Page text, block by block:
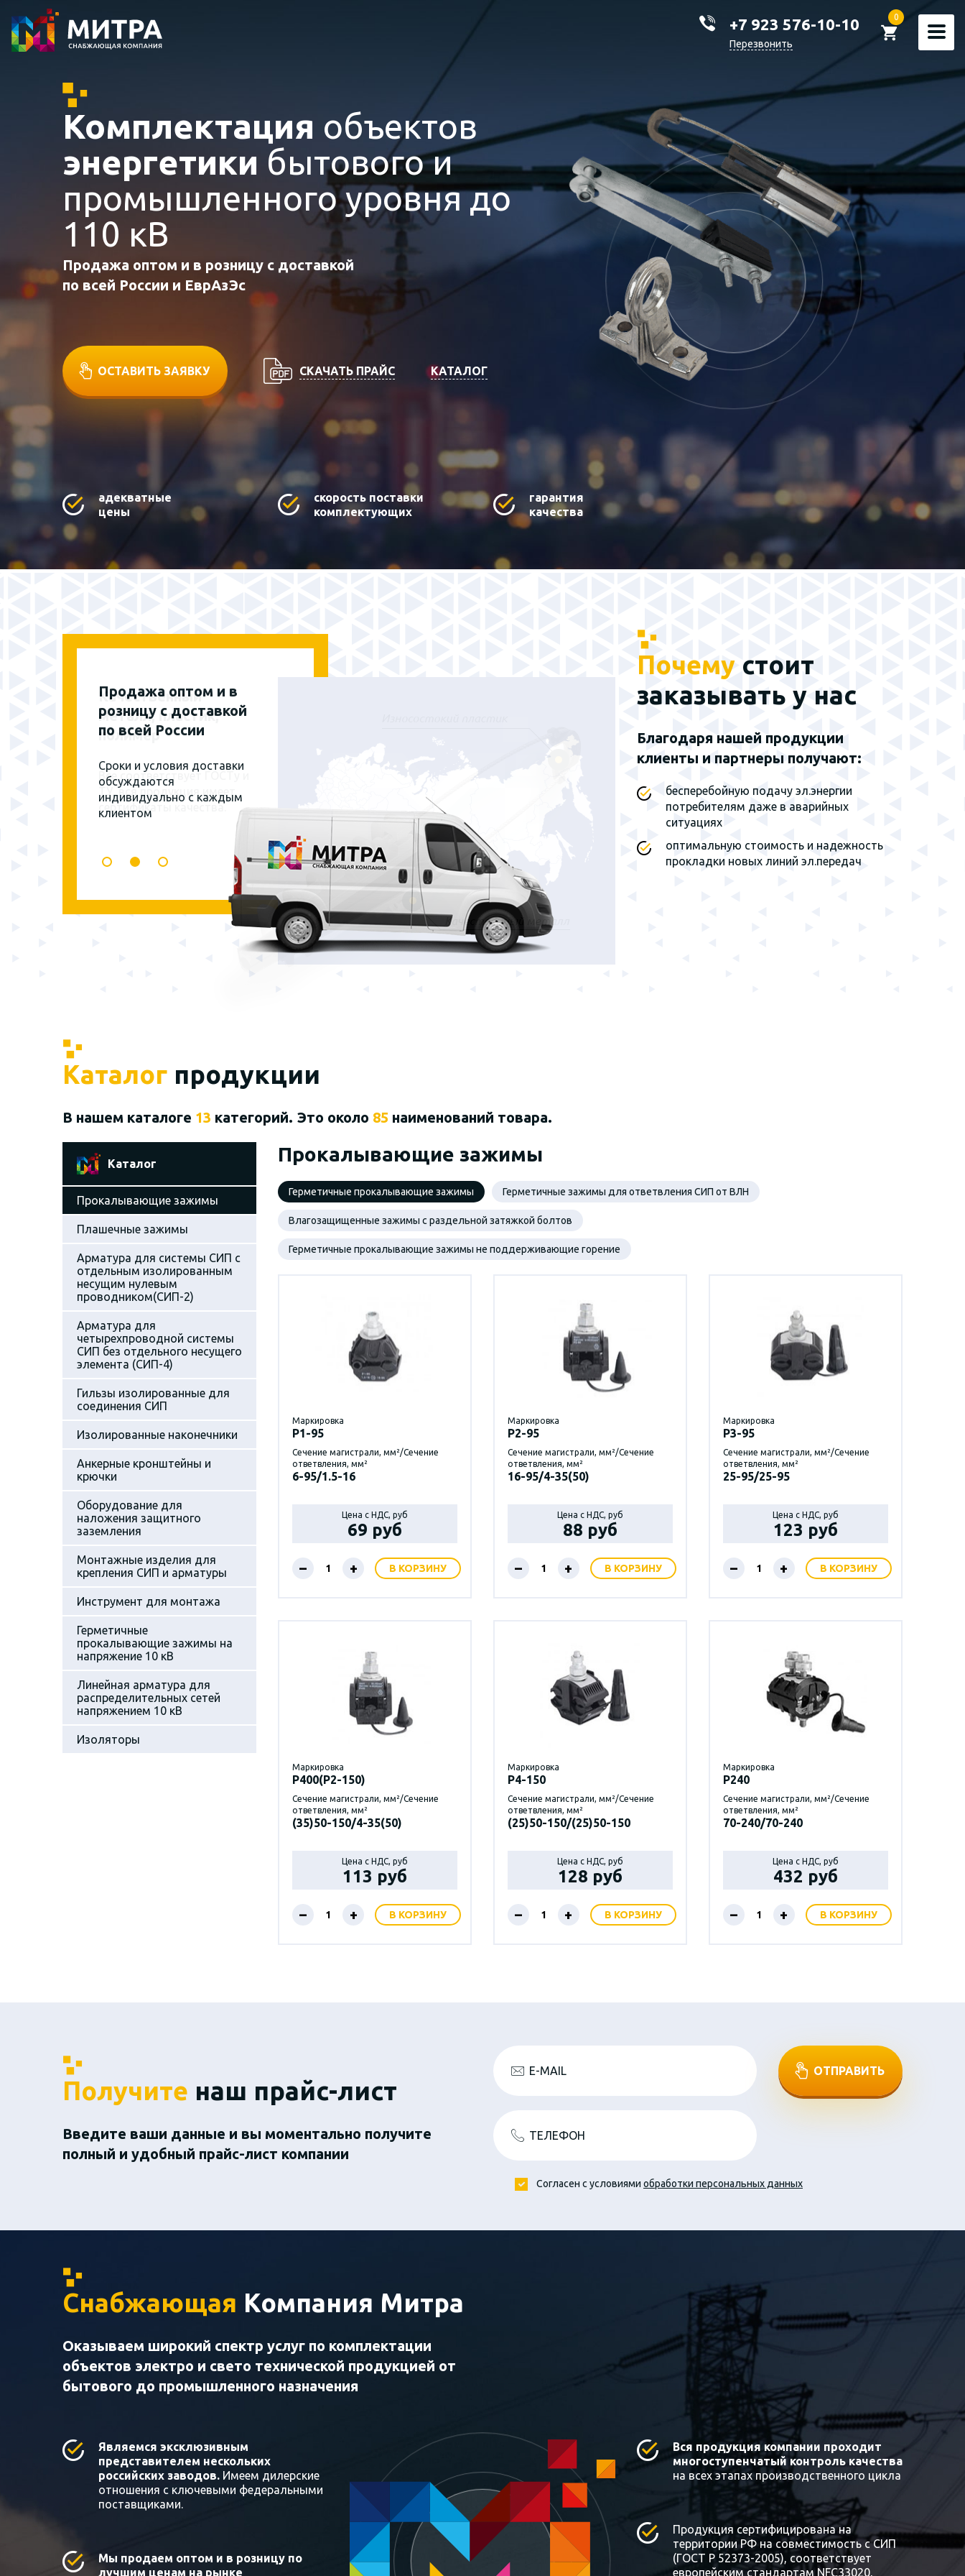
+7 923 576-10-10
Перезвонить
0
Комплектация объектов
энергетики бытового и
промышленного уровня до
110 кВ
Продажа оптом и в розницу с доставкой
по всей России и ЕврАзЭс
ОСТАВИТЬ ЗАЯВКУ СКАЧАТЬ ПРАЙС КАТАЛОГ
адекватные
цены
скорость поставки
комплектующих
гарантия
качества
Продажа оптом и в
розницу с доставкой
по всей России
Сроки и условия доставки
обсуждаются
индивидуально с каждым
клиентом
Наш эксклюзивный
партнер - группа
заводов г. Санкт-
Мы являемся
представителем завода на
территории Сибирского
федерального округа и
Почему стоит
заказывать у нас
Благодаря нашей продукции
клиенты и партнеры получают:
бесперебойную подачу эл.энергии
потребителям даже в аварийных
ситуациях
оптимальную стоимость и надежность
прокладки новых линий эл.передач
Каталог продукции
В нашем каталоге 13 категорий. Это около 85 наименований товара.
Каталог
Прокалывающие зажимы
Плашечные зажимы
Арматура для системы СИП с
отдельным изолированным
несущим нулевым
проводником(СИП-2)
Арматура для
четырехпроводной системы
СИП без отдельного несущего
элемента (СИП-4)
Гильзы изолированные для
соединения СИП
Изолированные наконечники
Анкерные кронштейны и
крючки
Оборудование для
наложения защитного
заземления
Монтажные изделия для
крепления СИП и арматуры
Инструмент для монтажа
Герметичные
прокалывающие зажимы на
напряжение 10 кВ
Линейная арматура для
распределительных сетей
напряжением 10 кВ
Изоляторы
Прокалывающие зажимы
Герметичные прокалывающие зажимы Герметичные зажимы для ответвления СИП от ВЛН
Влагозащищенные зажимы с раздельной затяжкой болтов
Герметичные прокалывающие зажимы не поддерживающие горение
Маркировка
P1-95
Сечение магистрали, мм²/Сечение
ответвления, мм²
6-95/1.5-16
Цена с НДС, руб
69 руб
– + В КОРЗИНУ
Маркировка
P2-95
Сечение магистрали, мм²/Сечение
ответвления, мм²
16-95/4-35(50)
Цена с НДС, руб
88 руб
– + В КОРЗИНУ
Маркировка
P3-95
Сечение магистрали, мм²/Сечение
ответвления, мм²
25-95/25-95
Цена с НДС, руб
123 руб
– + В КОРЗИНУ
Маркировка
P400(Р2-150)
Сечение магистрали, мм²/Сечение
ответвления, мм²
(35)50-150/4-35(50)
Цена с НДС, руб
113 руб
– + В КОРЗИНУ
Маркировка
P4-150
Сечение магистрали, мм²/Сечение
ответвления, мм²
(25)50-150/(25)50-150
Цена с НДС, руб
128 руб
– + В КОРЗИНУ
Маркировка
P240
Сечение магистрали, мм²/Сечение
ответвления, мм²
70-240/70-240
Цена с НДС, руб
432 руб
– + В КОРЗИНУ
Получите наш прайс-лист
Введите ваши данные и вы моментально получите
полный и удобный прайс-лист компании
E-MAIL
ТЕЛЕФОН
ОТПРАВИТЬ
Согласен с условиями обработки персональных данных
Снабжающая Компания Митра
Оказываем широкий спектр услуг по комплектации
объектов электро и свето технической продукцией от
бытового до промышленного назначения
Являемся эксклюзивным
представителем нескольких
российских заводов. Имеем дилерские
отношения с ключевыми федеральными
поставщиками.
Мы продаем оптом и в розницу по
лучшим ценам на рынке
Вся продукция компании проходит
многоступенчатый контроль качества
на всех этапах производственного цикла
Продукция сертифицирована на
территории РФ на совместимость с СИП
(ГОСТ Р 52373-2005), соответствует
европейским стандартам NFC33020,